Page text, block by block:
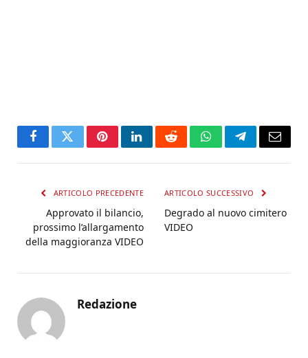
FacebookTwitterPinterestLinkedInRedditWhatsAppTelegramEmail
ARTICOLO PRECEDENTE
Approvato il bilancio,
prossimo l’allargamento
della maggioranza VIDEO
ARTICOLO SUCCESSIVO
Degrado al nuovo cimitero
VIDEO
Redazione